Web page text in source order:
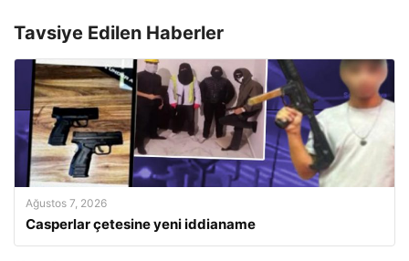
Tavsiye Edilen Haberler
Ağustos 7, 2026
Casperlar çetesine yeni iddianame